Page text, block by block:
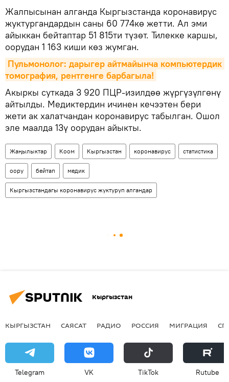
Жалпысынан алганда Кыргызстанда коронавирус
жуктургандардын саны 60 774кө жетти. Ал эми
айыккан бейтаптар 51 815ти түзөт. Тилекке каршы,
оорудан 1 163 киши көз жумган.
Пульмонолог: дарыгер айтмайынча компьютердик
томография, рентгенге барбагыла!
Акыркы суткада 3 920 ПЦР-изилдөө жүргүзүлгөнү
айтылды. Медиктердин ичинен кечээтен бери
жети ак халатчандан коронавирус табылган. Ошол
эле маалда 13ү оорудан айыкты.
Жаңылыктар Коом Кыргызстан коронавирус статистика
оору бейтап медик
Кыргызстандагы коронавирус жуктуруп алгандар
Кыргызстан
КЫРГЫЗСТАН САЯСАТ РАДИО РОССИЯ МИГРАЦИЯ
Telegram VK ТikТоk Rutube